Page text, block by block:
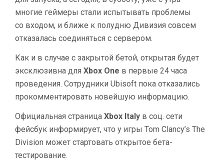
многие геймеры стали испытывать проблемы
со входом, и ближе к полудню Дивизия совсем
отказалась соединяться с сервером.
Как и в случае с закрытой бетой, открытая будет
эксклюзивна для Xbox One в первые 24 часа
проведения. Сотрудники Ubisoft пока отказались
прокомментировать новейшую информацию.
Официальная страница Xbox Italy в соц. сети
фейсбук информирует, что у игры Tom Clancy’s The
Division может стартовать открытое бета-
тестирование.